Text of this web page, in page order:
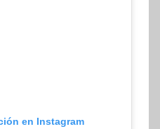
en Instagram